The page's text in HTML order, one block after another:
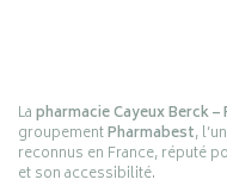
Lapharmacie Cayeux Berck
groupementPharmabest,
reconnus en France, réputé
et son accessibilité.